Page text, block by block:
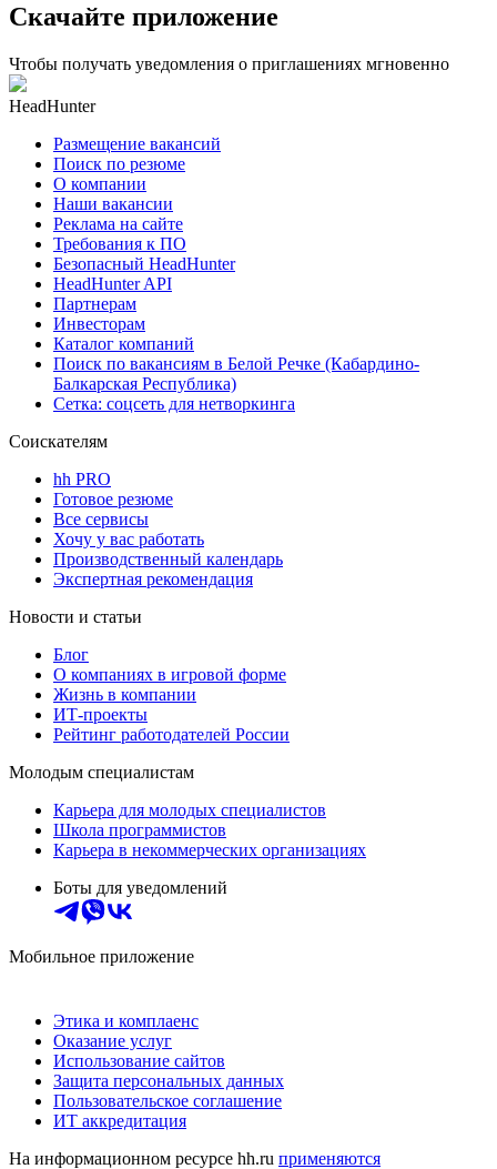
Скачайте приложение
Чтобы получать уведомления о приглашениях мгновенно
HeadHunter
Размещение вакансий
Поиск по резюме
О компании
Наши вакансии
Реклама на сайте
Требования к ПО
Безопасный HeadHunter
HeadHunter API
Партнерам
Инвесторам
Каталог компаний
Поиск по вакансиям в Белой Речке (Кабардино-
Балкарская Республика)
Сетка: соцсеть для нетворкинга
Соискателям
hh PRO
Готовое резюме
Все сервисы
Хочу у вас работать
Производственный календарь
Экспертная рекомендация
Новости и статьи
Блог
О компаниях в игровой форме
Жизнь в компании
ИТ-проекты
Рейтинг работодателей России
Молодым специалистам
Карьера для молодых специалистов
Школа программистов
Карьера в некоммерческих организациях
Боты для уведомлений
Мобильное приложение
Этика и комплаенс
Оказание услуг
Использование сайтов
Защита персональных данных
Пользовательское соглашение
ИТ аккредитация
На информационном ресурсе hh.ru применяются